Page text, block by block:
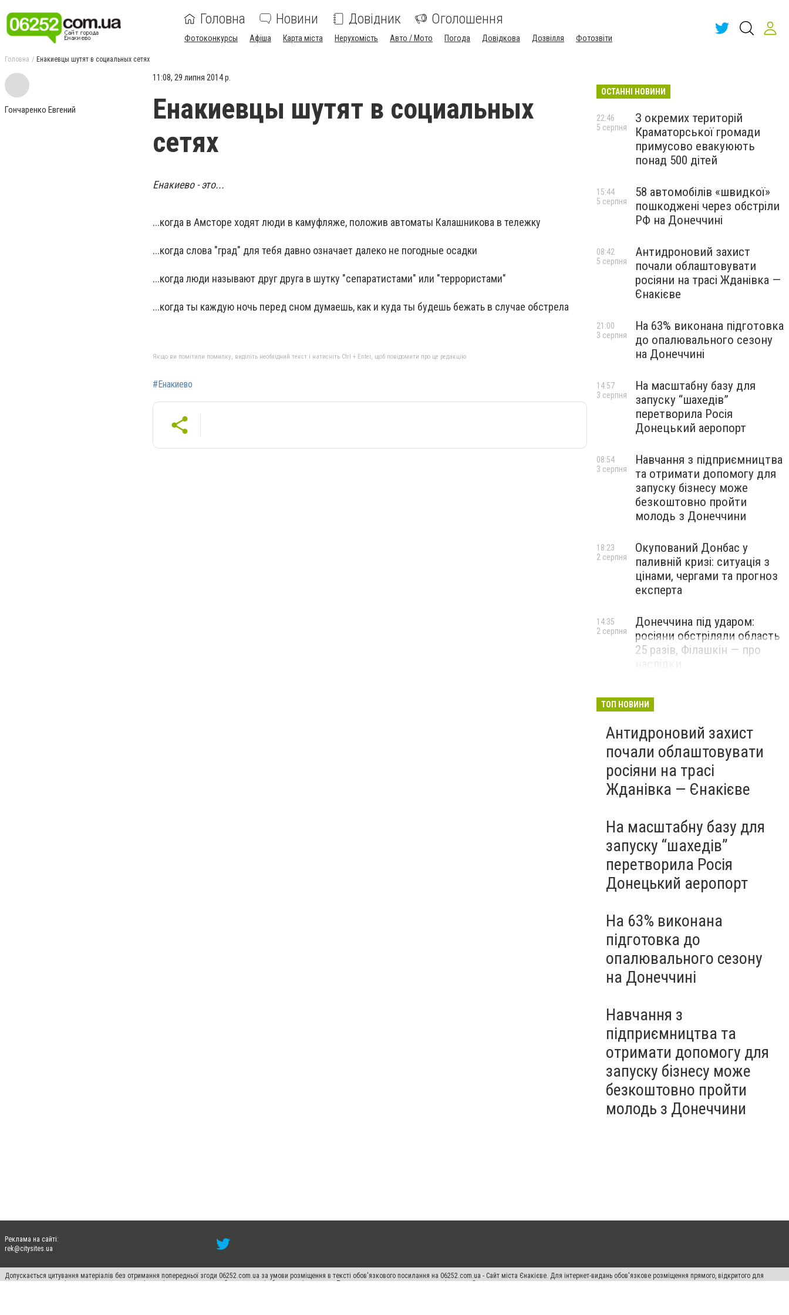
Головна Новини Довідник Оголошення
Фотоконкурсы Афіша Карта міста Нерухомість Авто / Мото Погода Довідкова Дозвілля Фотозвіти
Головна Енакиевцы шутят в социальных сетях
Гончаренко Евгений
11:08, 29 липня 2014 р.
Енакиевцы шутят в социальных
сетях
Енакиево - это...
...когда в Амсторе ходят люди в камуфляже, положив автоматы Калашникова в тележку
...когда слова "град" для тебя давно означает далеко не погодные осадки
...когда люди называют друг друга в шутку "сепаратистами" или "террористами"
...когда ты каждую ночь перед сном думаешь, как и куда ты будешь бежать в случае обстрела
Якщо ви помітили помилку, виділіть необхідний текст і натисніть Ctrl + Enter, щоб повідомити про це редакцію
#Енакиево
ОСТАННІ НОВИНИ
З окремих територій
Краматорської громади
примусово евакуюють
понад 500 дітей
22:46
5 серпня
58 автомобілів «швидкої»
пошкоджені через обстріли
РФ на Донеччині
15:44
5 серпня
Антидроновий захист
почали облаштовувати
росіяни на трасі Жданівка —
Єнакієве
08:42
5 серпня
На 63% виконана підготовка
до опалювального сезону
на Донеччині
21:00
3 серпня
На масштабну базу для
запуску “шахедів”
перетворила Росія
Донецький аеропорт
14:57
3 серпня
Навчання з підприємництва
та отримати допомогу для
запуску бізнесу може
безкоштовно пройти
молодь з Донеччини
08:54
3 серпня
Окупований Донбас у
паливній кризі: ситуація з
цінами, чергами та прогноз
експерта
18:23
2 серпня
Донеччина під ударом:
росіяни обстріляли область
25 разів, Філашкін — про
14:35
2 серпня
ТОП НОВИНИ
Антидроновий захист
почали облаштовувати
росіяни на трасі
Жданівка — Єнакієве
На масштабну базу для
запуску “шахедів”
перетворила Росія
Донецький аеропорт
На 63% виконана
підготовка до
опалювального сезону
на Донеччині
Навчання з
підприємництва та
отримати допомогу для
запуску бізнесу може
безкоштовно пройти
молодь з Донеччини
Реклама на сайті:
rek@citysites.ua
Допускається цитування матеріалів без отримання попередньої згоди 06252.com.ua за умови розміщення в тексті обов'язкового посилання на 06252.com.ua - Сайт міста Єнакієве. Для інтернет-видань обов'язкове розміщення прямого, відкритого для
пошукових систем гіперпосилання на цитовані статті не нижче другого абзацу в тексті або в якості джерела. Порушення виняткових прав переслідується Законом.